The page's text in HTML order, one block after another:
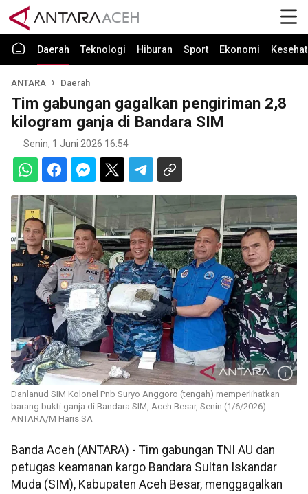
Daerah Teknologi Hiburan Sport Ekonomi
ANTARA Daerah
Tim gabungan gagalkan pengiriman 2,8
kilogram ganja di Bandara SIM
Senin, 1 Juni 2026 16:54
Danlanud SIM Kolonel Pnb Suryo Anggoro (tengah) memperlihatkan
barang bukti ganja di Bandara SIM, Aceh Besar, Senin (1/6/2026).
ANTARA/M Haris SA
Banda Aceh (ANTARA) - Tim gabungan TNI AU dan
petugas keamanan kargo Bandara Sultan Iskandar
Muda (SIM), Kabupaten Aceh Besar, menggagalkan